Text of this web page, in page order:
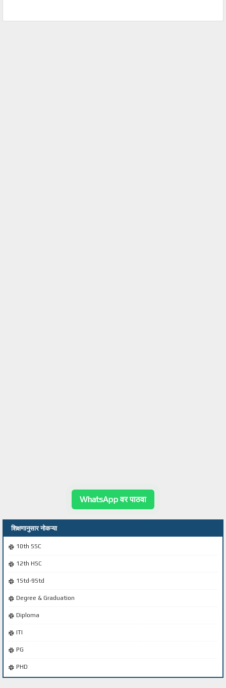
WhatsApp वर पाठवा
शिक्षणानुसार नोकऱ्या
10th SSC
12th HSC
1Std-9Std
Degree & Graduation
Diploma
ITI
PG
PHD